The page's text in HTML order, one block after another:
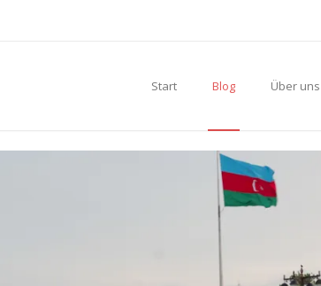
Start Blog Über uns